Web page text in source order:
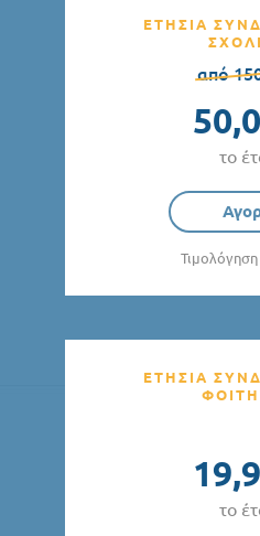
ΕΤΗΣΙΑ
από
το
ΕΤΗΣΙΑ
το